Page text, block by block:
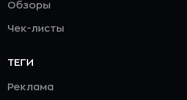
Обзоры
Чек-листы
ТЕГИ
Реклама